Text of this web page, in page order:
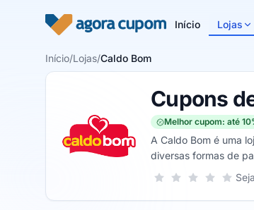
Início Lojas
Início/Lojas/Caldo Bom
Cupons
Melhor cupom: até
A Caldo Bom é uma
diversas formas de
Sua nota para Caldo
5
4 estrelas
3 estrelas
2 estrelas
1 estrela